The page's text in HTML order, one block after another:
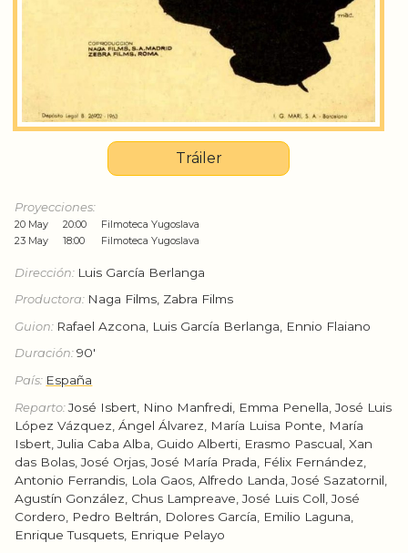
Tráiler
Proyecciones:
20 May 20:00
Filmoteca Yugoslava
23 May
18:00 Filmoteca Yugoslava
Dirección: Luis García Berlanga
Productora: Naga Films, Zabra Films
Guion: Rafael Azcona, Luis García Berlanga, Ennio Flaiano
Duración:90'
País: España
Reparto:José Isbert, Nino Manfredi, Emma Penella, José Luis
López Vázquez, Ángel Álvarez, María Luisa Ponte, María
Isbert, Julia Caba Alba, Guido Alberti, Erasmo Pascual, Xan
das Bolas, José Orjas, José María Prada, Félix Fernández,
Antonio Ferrandis, Lola Gaos, Alfredo Landa, José Sazatornil,
Agustín González, Chus Lampreave, José Luis Coll, José
Cordero, Pedro Beltrán, Dolores García, Emilio Laguna,
Enrique Tusquets, Enrique Pelayo